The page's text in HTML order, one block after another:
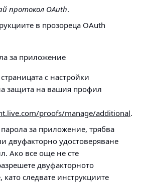
протокол OAuth.
в прозореца OAuth
за приложение
с настройки
защита на вашия профил
proofs/manage/additional.
парола за приложение, трябва
двуфакторно удостоверяване
Ако все още не сте
двуфакторното
като следвате инструкциите